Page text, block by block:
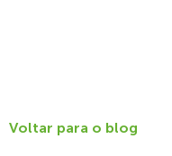
Voltar para o blog